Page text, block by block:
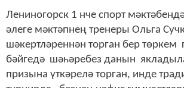
Лениногорск 1 нче спорт
әлеге мәктәпнең тренеры Ольга
шәкертләреннән торган бер төркем
бәйгедә шәһәребез данын
призына үткәрелә торган, инде